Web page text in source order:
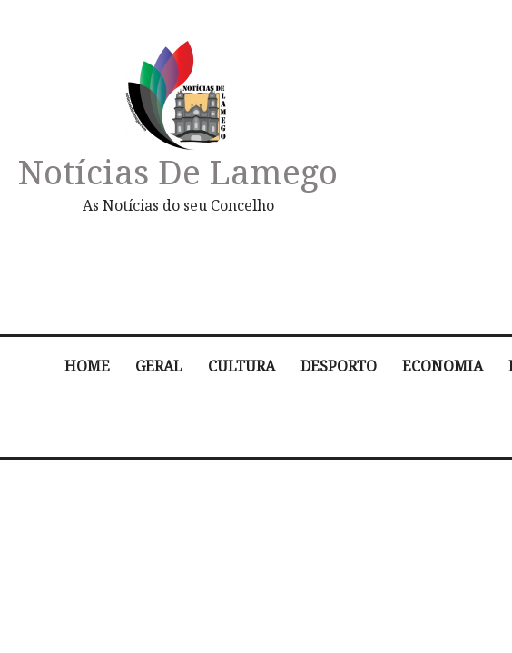
Notícias De Lamego
As Notícias do seu Concelho
HOME GERAL CULTURA DESPORTO ECONOMIA